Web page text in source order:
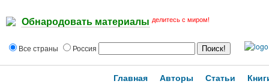
Обнародовать материалы делитесь с миром!
Все страны Россия
Главная Авторы Статьи